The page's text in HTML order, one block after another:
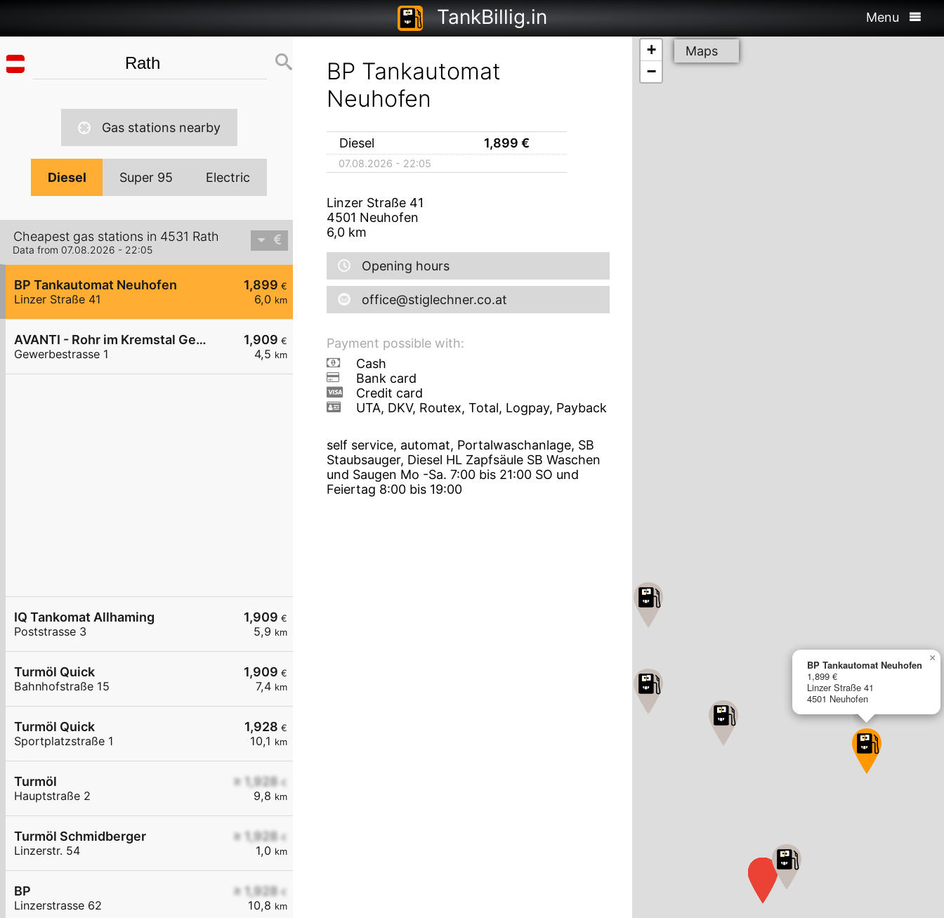
TankBillig.in Menu
Gas stations nearby
Diesel Super 95 Electric
Cheapest gas stations in 4531 Rath
Data from 07.08.2026 - 22:05
1,899 €
6,0 km
BP Tankautomat Neuhofen
Linzer Straße 41
1,909 €
4,5 km
AVANTI - Rohr im Kremstal Gewerbestraße 1
Gewerbestrasse 1
1,909 €
5,9 km
IQ Tankomat Allhaming
Poststrasse 3
1,909 €
7,4 km
Turmöl Quick
Bahnhofstraße 15
1,928 €
10,1 km
Turmöl Quick
Sportplatzstraße 1
≥ 1,928 €
9,8 km
Turmöl
Hauptstraße 2
≥ 1,928 €
1,0 km
Turmöl Schmidberger
Linzerstr. 54
≥ 1,928 €
10,8 km
BP
Linzerstrasse 62
BP Tankautomat
Neuhofen
Diesel 1,899 €
07.08.2026 - 22:05
Linzer Straße 41
4501 Neuhofen
6,0km
Opening hours
office@stiglechner.co.at
Payment possible with:
Cash
Bank card
Credit card
UTA, DKV, Routex, Total, Logpay, Payback
self service, automat, Portalwaschanlage, SB
Staubsauger, Diesel HL Zapfsäule SB Waschen
und Saugen Mo -Sa. 7:00 bis 21:00 SO und
Feiertag 8:00 bis 19:00
BP Tankautomat Neuhofen
1,899 €
Linzer Straße 41
4501 Neuhofen
×
+
−
Maps